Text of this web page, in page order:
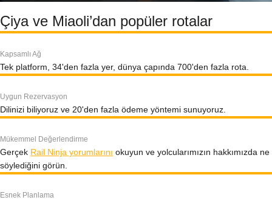
Çiya ve Miaoli’dan popüler rotalar
Kapsamlı Ağ
Tek platform, 34'den fazla yer, dünya çapında 700'den fazla rota.
Uygun Rezervasyon
Dilinizi biliyoruz ve 20'den fazla ödeme yöntemi sunuyoruz.
Mükemmel Değerlendirme
Gerçek Rail Ninja yorumlarını okuyun ve yolcularımızın hakkımızda ne
söylediğini görün.
Esnek Planlama